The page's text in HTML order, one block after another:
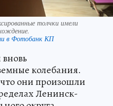
толчки имели
в Фотобанк КП
колебания.
они произошли
Ленинск-